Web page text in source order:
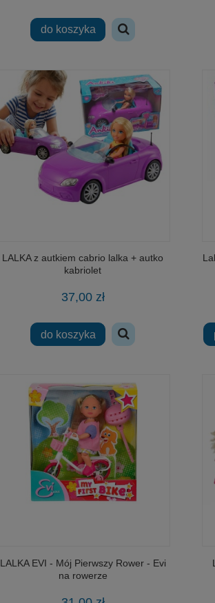
do koszyka
LALKA z autkiem cabrio lalka + autko
kabriolet
37,00 zł
do koszyka
LALKA EVI - Mój Pierwszy Rower - Evi
na rowerze